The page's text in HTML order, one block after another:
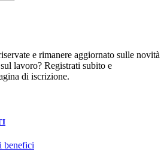
e rimanere aggiornato sulle novità
lavoro? Registrati subito e
di iscrizione.
benefici